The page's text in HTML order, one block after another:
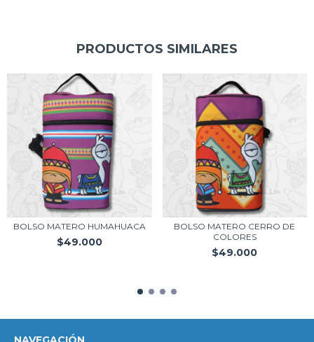
PRODUCTOS SIMILARES
BOLSO MATERO HUMAHUACA
$49.000
BOLSO MATERO CERRO DE
COLORES
$49.000